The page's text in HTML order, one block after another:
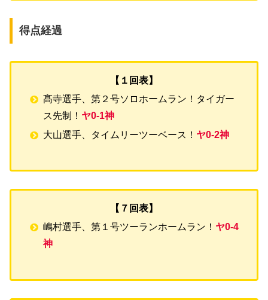
得点経過
【１回表】
髙寺選手、第２号ソロホームラン！タイガー
ス先制！ ヤ0-1神
大山選手、タイムリーツーベース！ ヤ0-2神
【７回表】
嶋村選手、第１号ツーランホームラン！ ヤ0-4
神